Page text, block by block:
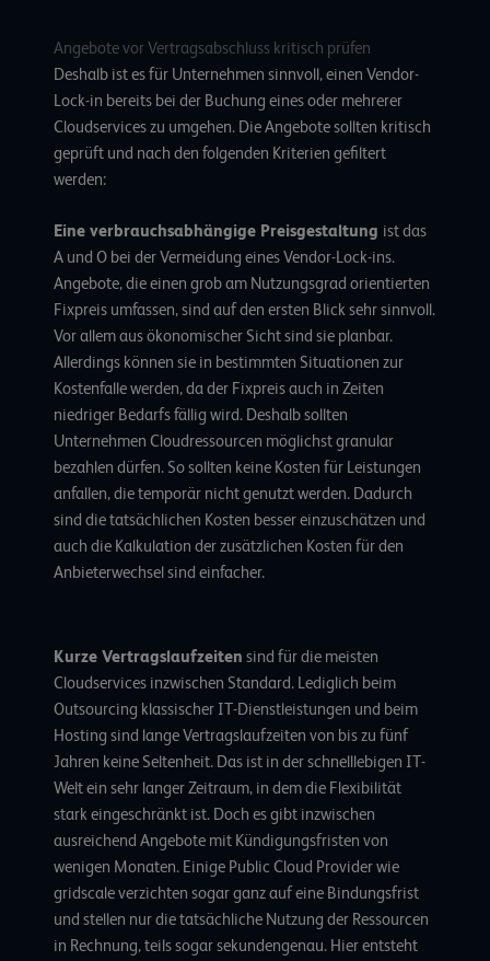
Angebote vor Vertragsabschluss kritisch prüfen
Deshalb ist es für Unternehmen sinnvoll, einen Vendor-
Lock-in bereits bei der Buchung eines oder mehrerer
Cloudservices zu umgehen. Die Angebote sollten kritisch
geprüft und nach den folgenden Kriterien gefiltert
werden:
Eine verbrauchsabhängige Preisgestaltung ist das
A und O bei der Vermeidung eines Vendor-Lock-ins.
Angebote, die einen grob am Nutzungsgrad orientierten
Fixpreis umfassen, sind auf den ersten Blick sehr sinnvoll.
Vor allem aus ökonomischer Sicht sind sie planbar.
Allerdings können sie in bestimmten Situationen zur
Kostenfalle werden, da der Fixpreis auch in Zeiten
niedriger Bedarfs fällig wird. Deshalb sollten
Unternehmen Cloudressourcen möglichst granular
bezahlen dürfen. So sollten keine Kosten für Leistungen
anfallen, die temporär nicht genutzt werden. Dadurch
sind die tatsächlichen Kosten besser einzuschätzen und
auch die Kalkulation der zusätzlichen Kosten für den
Anbieterwechsel sind einfacher.
Kurze Vertragslaufzeiten sind für die meisten
Cloudservices inzwischen Standard. Lediglich beim
Outsourcing klassischer IT-Dienstleistungen und beim
Hosting sind lange Vertragslaufzeiten von bis zu fünf
Jahren keine Seltenheit. Das ist in der schnelllebigen IT-
Welt ein sehr langer Zeitraum, in dem die Flexibilität
stark eingeschränkt ist. Doch es gibt inzwischen
ausreichend Angebote mit Kündigungsfristen von
wenigen Monaten. Einige Public Cloud Provider wie
gridscale verzichten sogar ganz auf eine Bindungsfrist
undstellen nur die tatsächliche Nutzung der Ressourcen
in Rechnung, teils sogar sekundengenau. Hier entsteht